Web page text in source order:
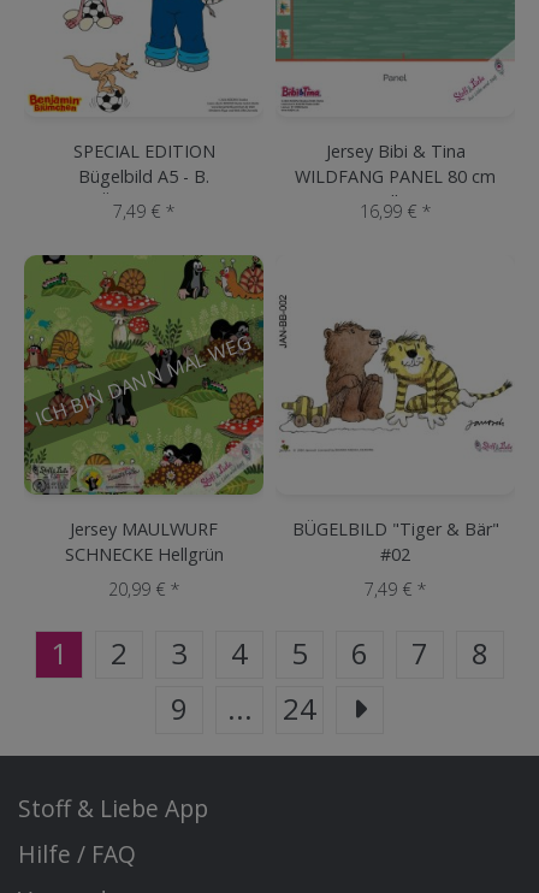
SPECIAL EDITION
Bügelbild A5 - B.
BLÜMCHEN #12
7,49 € *
Jersey Bibi & Tina
WILDFANG PANEL 80 cm
Salbei
16,99 € *
ICH BIN DANN MAL WEG
Jersey MAULWURF
SCHNECKE Hellgrün
20,99 € *
BÜGELBILD "Tiger & Bär"
#02
7,49 € *
1 2 3 4 5 6 7
8
9
... 24
Stoff & Liebe App
Hilfe / FAQ